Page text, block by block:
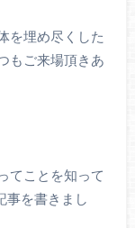
を埋め尽くした
もご来場頂きあ
てことを知って
を書きまし